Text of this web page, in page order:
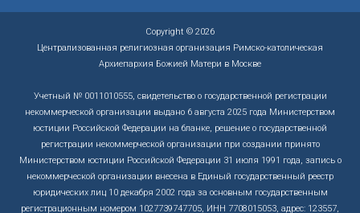
Copyright © 2026
Централизованная религиозная организация Римско-католическая
Архиепархия Божией Матери в Москве
Учетный № 0011010555, свидетельство о государственной регистрации
некоммерческой организации выдано 6 августа 2025 года Министерством
юстиции Российской Федерации на бланке, решение о государственной
регистрации некоммерческой организации при создании принято
Министерством юстиции Российской Федерации 31 июля 1991 года, запись о
некоммерческой организации внесена в Единый государственный реестр
юридических лиц 10 декабря 2002 года за основным государственным
регистрационным номером 1027739747705, ИНН 7708015053, адрес: 123557,